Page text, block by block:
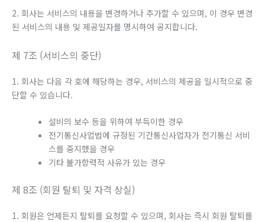
2. 회사는 서비스의 내용을 변경하거나 추가할 수 있으며, 이 경우 변경
된 서비스의 내용 및 제공일자를 명시하여 공지합니다.
제 7조 (서비스의 중단)
1. 회사는 다음 각 호에 해당하는 경우, 서비스의 제공을 일시적으로 중
단할 수 있습니다.
설비의 보수 등을 위하여 부득이한 경우
전기통신사업법에 규정된 기간통신사업자가 전기통신 서비
스를 중지했을 경우
기타 불가항력적 사유가 있는 경우
제 8조 (회원 탈퇴 및 자격 상실)
1. 회원은 언제든지 탈퇴를 요청할 수 있으며, 회사는 즉시 회원 탈퇴를